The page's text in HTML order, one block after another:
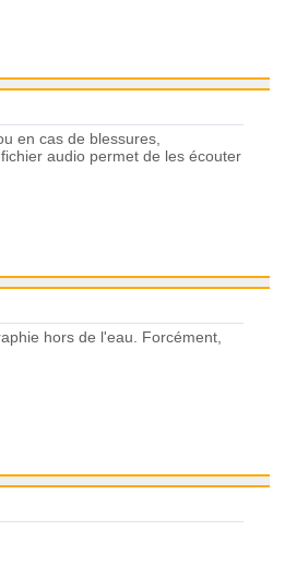
en cas de blessures,
audio permet de les écouter
hors de l'eau. Forcément,